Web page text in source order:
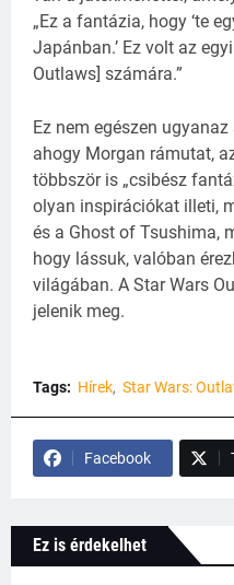
„Ez a fantázia, hogy ‘te
Japánban.’ Ez volt az
Outlaws] számára.”
Ez nem egészen
ahogy Morgan rámutat,
többször is „csibész
olyan inspirációkat illeti,
és a Ghost of Tsushima,
hogy lássuk, valóban
világában. A Star Wars
jelenik meg.
Tags: Hírek Star Wars:
Facebook
Ez is érdekelhet